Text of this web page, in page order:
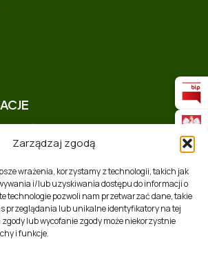
Zarządzaj zgodą
wrażenia, korzystamy z technologii, takich jak
i/lub uzyskiwania dostępu do informacji o
technologie pozwoli nam przetwarzać dane, takie
przeglądania lub unikalne identyfikatory na tej
lub wycofanie zgody może niekorzystnie
i funkcje.
(EU)